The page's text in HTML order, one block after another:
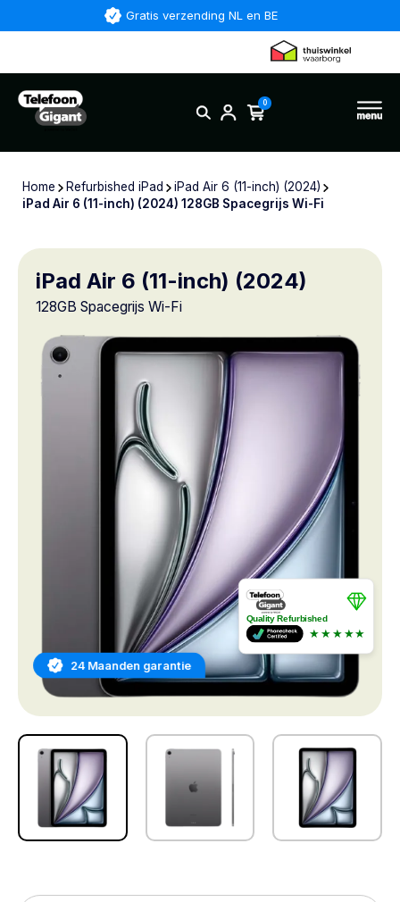
Gratis verzending NL en BE
0
Home Refurbished iPad
iPad Air 6 (11-inch) (2024)
iPad Air 6 (11-inch) (2024) 128GB Spacegrijs Wi-Fi
24 Maanden garantie
iPad Air 6 (11-inch) (2024)
128GB Spacegrijs Wi-Fi
Quality Refurbished
★★★★★